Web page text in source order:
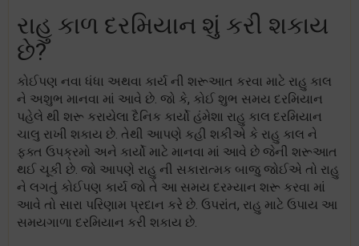
રાહુ કાળ દરમિયાન શું કરી શકાય
છે?
કોઈપણ નવા ધંધા અથવા કાર્ય ની શરૂઆત કરવા માટે રાહુ કાલ
ને અશુભ માનવા માં આવે છે. જો કે, કોઈ શુભ સમય દરમિયાન
પહેલે થી શરૂ કરાયેલા દૈનિક કાર્યો હંમેશા રાહુ કાલ દરમિયાન
ચાલુ રાખી શકાય છે. તેથી આપણે કહી શકીએ કે રાહુ કાલ ને
ફક્ત ઉપક્રમો અને કાર્યો માટે માનવા માં આવે છે જેની શરૂઆત
થઈ ચૂકી છે. જો આપણે રાહુ ની સકારાત્મક બાજુ જોઈએ તો રાહુ
ને લગતું કોઈપણ કાર્ય જો તે આ સમય દરમ્યાન શરૂ કરવા માં
આવે તો સારા પરિણામ પ્રદાન કરે છે. ઉપરાંત, રાહુ માટે ઉપાય આ
સમયગાળા દરમિયાન કરી શકાય છે.